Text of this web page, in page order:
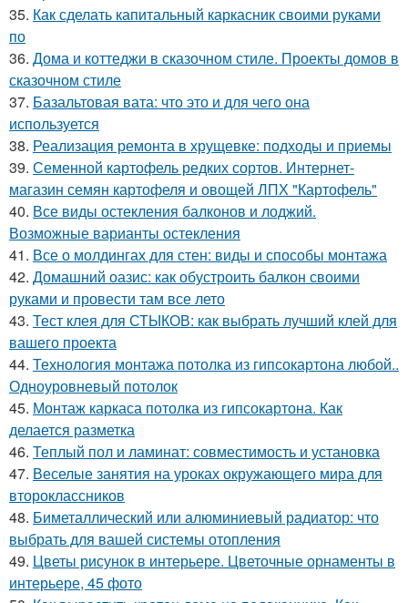
35. Как сделать капитальный каркасник своими руками
по
36. Дома и коттеджи в сказочном стиле. Проекты домов в
сказочном стиле
37. Базальтовая вата: что это и для чего она
используется
38. Реализация ремонта в хрущевке: подходы и приемы
39. Семенной картофель редких сортов. Интернет-
магазин семян картофеля и овощей ЛПХ "Картофель"
40. Все виды остекления балконов и лоджий.
Возможные варианты остекления
41. Все о молдингах для стен: виды и способы монтажа
42. Домашний оазис: как обустроить балкон своими
руками и провести там все лето
43. Тест клея для СТЫКОВ: как выбрать лучший клей для
вашего проекта
44. Технология монтажа потолка из гипсокартона любой..
Одноуровневый потолок
45. Монтаж каркаса потолка из гипсокартона. Как
делается разметка
46. Теплый пол и ламинат: совместимость и установка
47. Веселые занятия на уроках окружающего мира для
второклассников
48. Биметаллический или алюминиевый радиатор: что
выбрать для вашей системы отопления
49. Цветы рисунок в интерьере. Цветочные орнаменты в
интерьере, 45 фото